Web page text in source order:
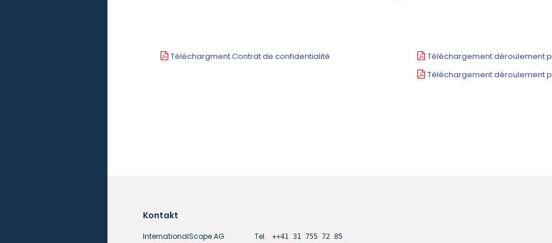
Téléchargment Contrat de confidentialité
Téléchargement déroulement
Téléchargement déroulement
Kontakt
InternationalScope AG
Tel. ++41 31 755 72 85